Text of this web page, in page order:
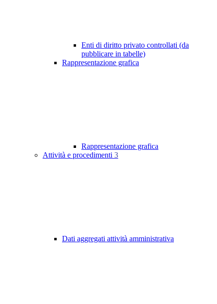
Enti di diritto privato controllati (da
pubblicare in tabelle)
Rappresentazione grafica
Rappresentazione grafica
Attività e procedimenti 3
Dati aggregati attività amministrativa